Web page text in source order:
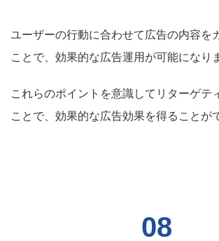
ユーザーの行動に合わせて広告の内容を
ことで、効果的な広告運用が可能になり
これらのポイントを意識してリターゲテ
ことで、効果的な広告効果を得ることが